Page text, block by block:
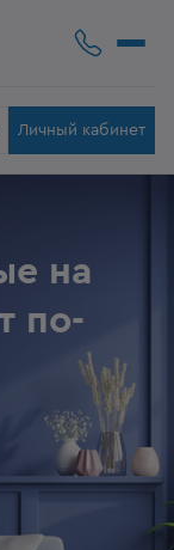
Личный кабинет
на
по-